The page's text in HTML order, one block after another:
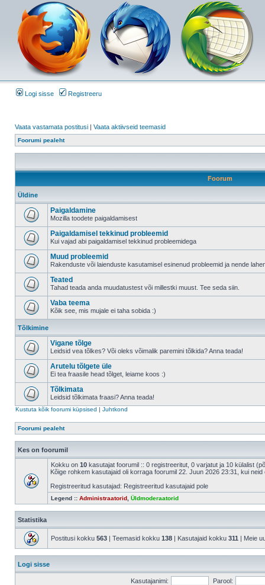
Logi sisse Registreeru
Vaata vastamata postitusi | Vaata aktiivseid teemasid
Foorumi pealeht
Foorum
Üldine
Paigaldamine
Mozilla toodete paigaldamisest
Paigaldamisel tekkinud probleemid
Kui vajad abi paigaldamisel tekkinud probleemidega
Muud probleemid
Rakenduste või laienduste kasutamisel esinenud probleemid ja nende
Teated
Tahad teada anda muudatustest või millestki muust. Tee seda siin.
Vaba teema
Kõik see, mis mujale ei taha sobida :)
Tõlkimine
Vigane tõlge
Leidsid vea tõlkes? Või oleks võimalik paremini tõlkida? Anna teada!
Arutelu tõlgete üle
Ei tea fraasile head tõlget, leiame koos :)
Tõlkimata
Leidsid tõlkimata fraasi? Anna teada!
Kustuta kõik foorumi küpsised | Juhtkond
Foorumi pealeht
Kes on foorumil
Kokku on 10 kasutajat foorumil :: 0 registreeritut, 0 varjatut ja 10 külalist
Kõige rohkem kasutajaid oli korraga foorumil 22. Juun 2026 23:31, kui neid
Registreeritud kasutajad: Registreeritud kasutajaid pole
Legend :: Administraatorid Üldmoderaatorid
Statistika
Postitusi kokku 563 | Teemasid kokku 138 | Kasutajaid kokku 311 | Meie
Logi sisse
Kasutajanimi: Parool: